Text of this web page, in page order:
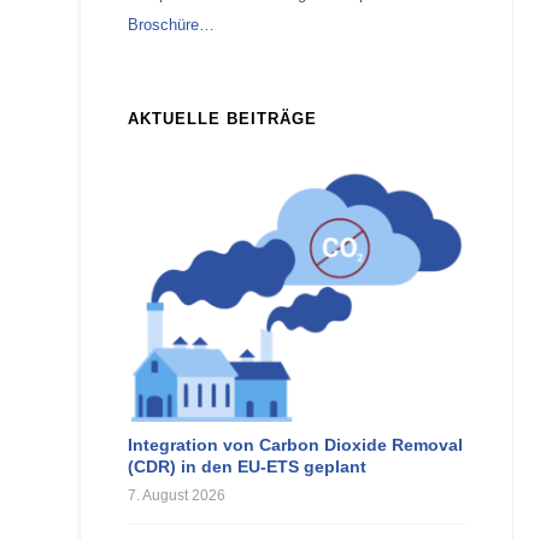
Broschüre…
AKTUELLE BEITRÄGE
Integration von Carbon Dioxide Removal
(CDR) in den EU-ETS geplant
7. August 2026